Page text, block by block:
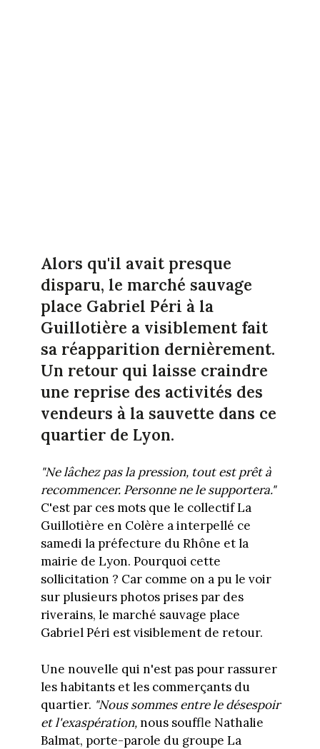
Alors qu'il avait presque
disparu, le marché sauvage
place Gabriel Péri à la
Guillotière a visiblement fait
sa réapparition dernièrement.
Un retour qui laisse craindre
une reprise des activités des
vendeurs à la sauvette dans ce
quartier de Lyon.
"Ne lâchez pas la pression, tout est prêt à
recommencer. Personne ne le supportera."
C'est par ces mots que le collectif La
Guillotière en Colère a interpellé ce
samedi la préfecture du Rhône et la
mairie de Lyon. Pourquoi cette
sollicitation ? Car comme on a pu le voir
sur plusieurs photos prises par des
riverains, le marché sauvage place
Gabriel Péri est visiblement de retour.
Une nouvelle qui n'est pas pour rassurer
les habitants et les commerçants du
quartier. "Nous sommes entre le désespoir
et l'exaspération,nous souffle Nathalie
Balmat, porte-parole du groupe La